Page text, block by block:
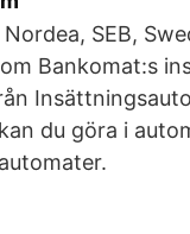
SEB,
Bankomat:s
du göra i